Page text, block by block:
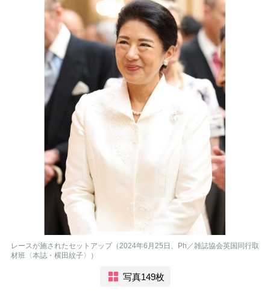
レースが施されたセットアップ（2024年6月25日、Ph／雑誌協会英国同行取
材班〈本誌・横田紋子〉）
写真149枚